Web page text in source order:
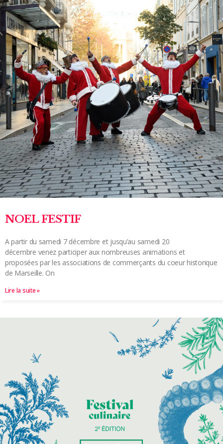
NOEL FESTIF
A partir du samedi 7 décembre et jusqu’au samedi 20
décembre venez participer aux nombreuses animations et
proposées par les associations de commerçants du coeur historique
de Marseille. On
Lire la suite »